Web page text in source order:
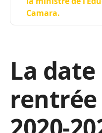
Camara.
La date